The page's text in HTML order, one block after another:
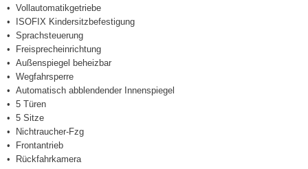
Vollautomatikgetriebe
ISOFIX Kindersitzbefestigung
Sprachsteuerung
Freisprecheinrichtung
Außenspiegel beheizbar
Wegfahrsperre
Automatisch abblendender Innenspiegel
5 Türen
5 Sitze
Nichtraucher-Fzg
Frontantrieb
Rückfahrkamera